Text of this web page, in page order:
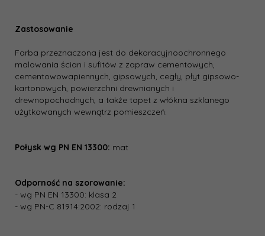
Zastosowanie
Farba przeznaczona jest do dekoracyjno­ochronnego
malowania ścian i sufitów z zapraw cementowych,
cementowo­wapiennych, gipsowych, cegły, płyt gipsowo­
kartonowych, powierzchni drewnianych i
drewnopochodnych, a także tapet z włókna szklanego
użytkowanych wewnątrz pomieszczeń.
Połysk wg PN EN 13300: mat
Odporność na szorowanie:
- wg PN EN 13300: klasa 2
- wg PN-C 81914:2002: rodzaj 1